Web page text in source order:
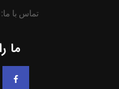
تماس با ما:
ما